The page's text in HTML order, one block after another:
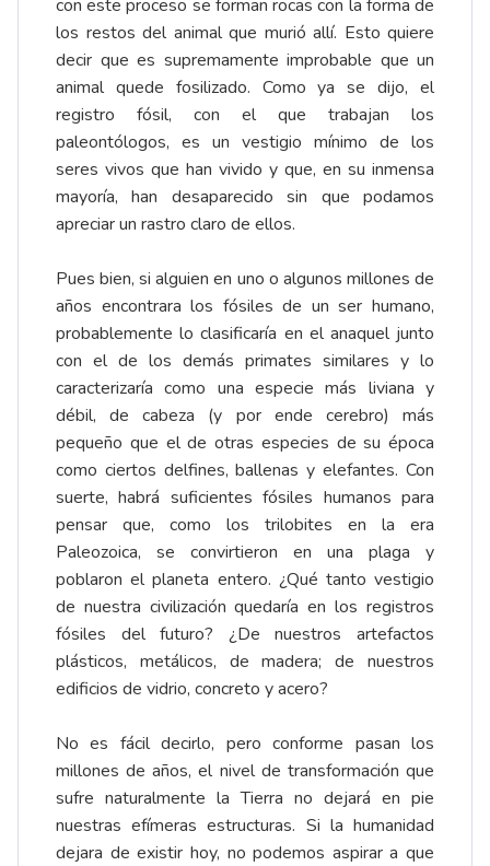
con este proceso se forman rocas con la forma de
los restos del animal que murió allí. Esto quiere
decir que es supremamente improbable que un
animal quede fosilizado. Como ya se dijo, el
registro fósil, con el que trabajan los
paleontólogos, es un vestigio mínimo de los
seres vivos que han vivido y que, en su inmensa
mayoría, han desaparecido sin que podamos
apreciar un rastro claro de ellos.
Pues bien, si alguien en uno o algunos millones de
años encontrara los fósiles de un ser humano,
probablemente lo clasificaría en el anaquel junto
con el de los demás primates similares y lo
caracterizaría como una especie más liviana y
débil, de cabeza (y por ende cerebro) más
pequeño que el de otras especies de su época
como ciertos delfines, ballenas y elefantes. Con
suerte, habrá suficientes fósiles humanos para
pensar que, como los trilobites en la era
Paleozoica, se convirtieron en una plaga y
poblaron el planeta entero. ¿Qué tanto vestigio
de nuestra civilización quedaría en los registros
fósiles del futuro? ¿De nuestros artefactos
plásticos, metálicos, de madera; de nuestros
edificios de vidrio, concreto y acero?
No es fácil decirlo, pero conforme pasan los
millones de años, el nivel de transformación que
sufre naturalmente la Tierra no dejará en pie
nuestras efímeras estructuras. Si la humanidad
dejara de existir hoy, no podemos aspirar a que